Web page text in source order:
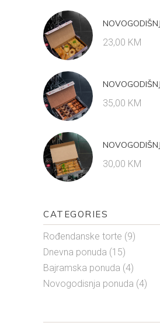
23,00 KM
35,00 KM
30,00 KM
CATEGORIES
Rođendanske torte (9)
Dnevna ponuda (15)
Bajramska ponuda (4)
Novogodisnja ponuda (4)